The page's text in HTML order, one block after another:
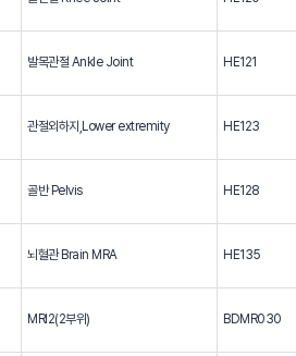
발목관절 Ankle Joint HE121
관절외하지,Lower extremity HE123
골반 Pelvis HE128
뇌혈관 Brain MRA HE135
MRI2(2부위) BDMR030